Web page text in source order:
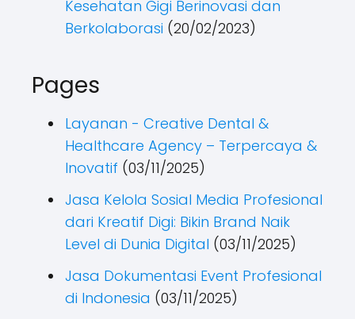
Kesehatan Gigi Berinovasi dan
Berkolaborasi (20/02/2023)
Pages
Layanan - Creative Dental &
Healthcare Agency – Terpercaya &
Inovatif (03/11/2025)
Jasa Kelola Sosial Media Profesional
dari Kreatif Digi: Bikin Brand Naik
Level di Dunia Digital (03/11/2025)
Jasa Dokumentasi Event Profesional
di Indonesia (03/11/2025)